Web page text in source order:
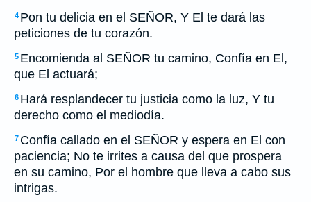
4 Pon tu delicia en el SEÑOR, Y El te dará las
peticiones de tu corazón.
5 Encomienda al SEÑOR tu camino, Confía en El,
que El actuará;
6 Hará resplandecer tu justicia como la luz, Y tu
derecho como el mediodía.
7 Confía callado en el SEÑOR y espera en El con
paciencia; No te irrites a causa del que prospera
en su camino, Por el hombre que lleva a cabo sus
intrigas.